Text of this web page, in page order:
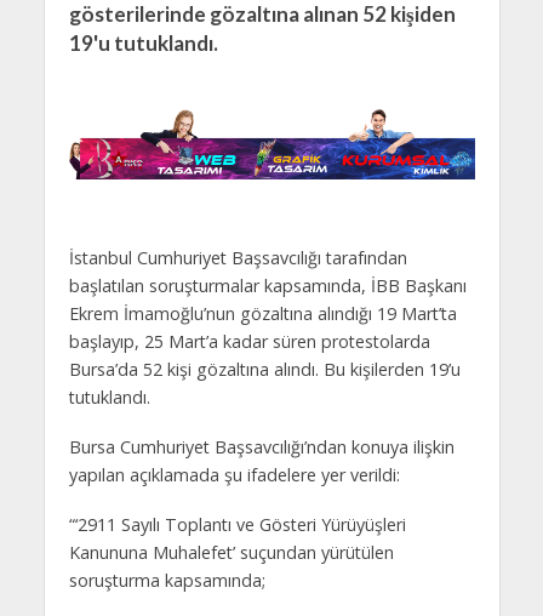
gösterilerinde gözaltına alınan 52 kişiden
19'u tutuklandı.
İstanbul Cumhuriyet Başsavcılığı tarafından
başlatılan soruşturmalar kapsamında, İBB Başkanı
Ekrem İmamoğlu’nun gözaltına alındığı 19 Mart’ta
başlayıp, 25 Mart’a kadar süren protestolarda
Bursa’da 52 kişi gözaltına alındı. Bu kişilerden 19’u
tutuklandı.
Bursa Cumhuriyet Başsavcılığı’ndan konuya ilişkin
yapılan açıklamada şu ifadelere yer verildi:
“‘2911 Sayılı Toplantı ve Gösteri Yürüyüşleri
Kanununa Muhalefet’ suçundan yürütülen
soruşturma kapsamında;